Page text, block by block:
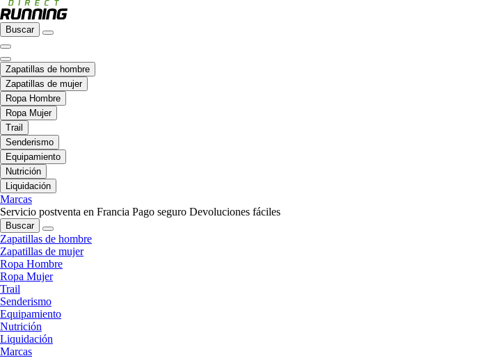
Buscar
Zapatillas de hombre
Zapatillas de mujer
Ropa Hombre
Ropa Mujer
Trail
Senderismo
Equipamiento
Nutrición
Liquidación
Marcas
Servicio postventa en Francia Pago seguro Devoluciones fáciles
Buscar
Zapatillas de hombre
Zapatillas de mujer
Ropa Hombre
Ropa Mujer
Trail
Senderismo
Equipamiento
Nutrición
Liquidación
Marcas